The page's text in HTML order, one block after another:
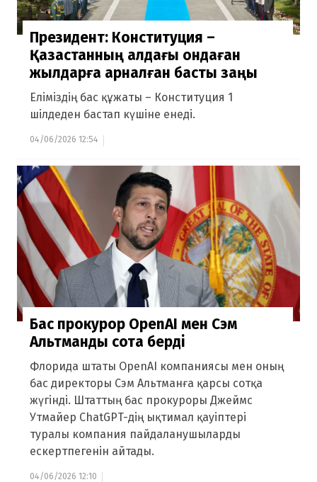
Президент: Конституция –
Қазақстанның алдағы ондаған
жылдарға арналған басты заңы
Еліміздің бас құжаты – Конституция 1
шілдеден бастап күшіне енеді.
04/06/2026 12:54
Бас прокурор OpenAI мен Сэм
Альтманды сотқа берді
Флорида штаты OpenAI компаниясы мен оның
бас директоры Сэм Альтманға қарсы сотқа
жүгінді. Штаттың бас прокуроры Джеймс
Утмайер ChatGPT-дің ықтимал қауіптері
туралы компания пайдаланушыларды
ескертпегенін айтады.
04/06/2026 12:10